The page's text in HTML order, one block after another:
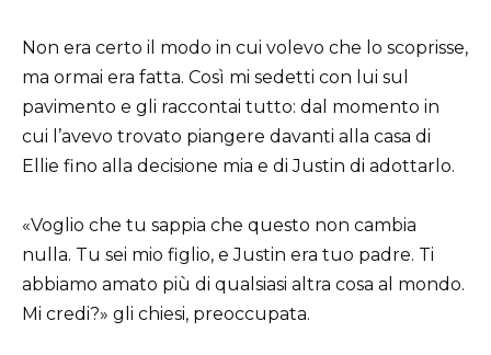
Non era certo il modo in cui volevo che lo scoprisse,
ma ormai era fatta. Così mi sedetti con lui sul
pavimento e gli raccontai tutto: dal momento in
cui l’avevo trovato piangere davanti alla casa di
Ellie fino alla decisione mia e di Justin di adottarlo.
«Voglio che tu sappia che questo non cambia
nulla. Tu sei mio figlio, e Justin era tuo padre. Ti
abbiamo amato più di qualsiasi altra cosa al mondo.
Mi credi?» gli chiesi, preoccupata.